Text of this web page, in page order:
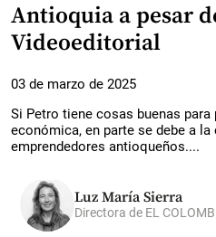
Antioquia a pesar
Videoeditorial
03 de marzo de 2025
Si Petro tiene cosas buenas para
económica, en parte se debe a
emprendedores antioqueños....
Luz María Sierra
Directora de EL